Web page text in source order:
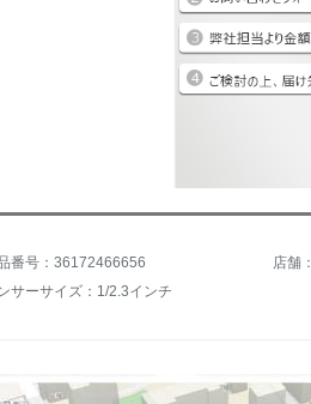
番号：36172466656
店舗
サーサイズ：1/2.3インチ